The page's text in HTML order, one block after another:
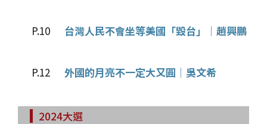
P.10 台灣人民不會坐等美國「毀台」│趙興鵬
P.12 外國的月亮不一定大又圓│吳文希
2024大選